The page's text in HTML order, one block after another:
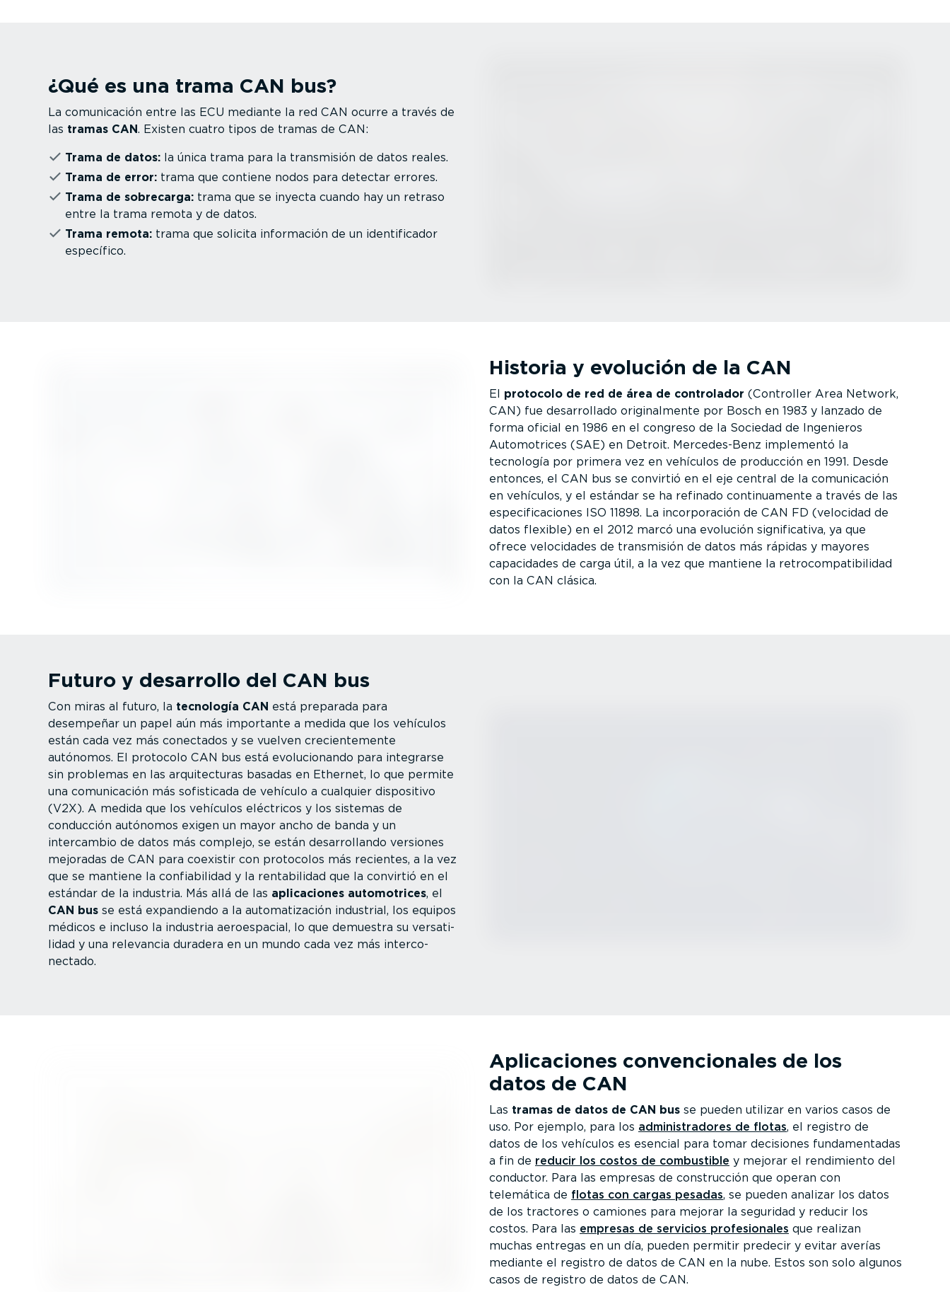
¿Qué es una trama CAN bus?
La comuni­cación entre las ECU mediante la red CAN ocurre a través de
las tramas CAN. Existen cuatro tipos de tramas de CAN:
Trama de datos: la única trama para la transmisión de datos reales.
Trama de error: trama que contiene nodos para detectar errores.
Trama de sobrecarga: trama que se inyecta cuando hay un retraso
entre la trama remota y de datos.
Trama remota: trama que solicita información de un identi­fi­cador
específico.
Historia y evolución de la CAN
El protocolo de red de área de controlador (Controller Area Network,
CAN) fue desarro­llado origi­nal­mente por Bosch en 1983 y lanzado de
forma oficial en 1986 en el congreso de la Sociedad de Ingenieros
Automo­trices (SAE) en Detroit. Merce­de­s-Benz implementó la
tecnología por primera vez en vehículos de producción en 1991. Desde
entonces, el CAN bus se convirtió en el eje central de la comuni­cación
en vehículos, y el estándar se ha refinado conti­nua­mente a través de las
especi­fi­ca­ciones ISO 11898. La incor­po­ración de CAN FD (velocidad de
datos flexible) en el 2012 marcó una evolución signi­fi­cativa, ya que
ofrece velocidades de transmisión de datos más rápidas y mayores
capacidades de carga útil, a la vez que mantiene la retro­com­pa­ti­bi­lidad
con la CAN clásica.
Futuro y desarrollo del CAN bus
Con miras al futuro, la tecnología CAN está preparada para
desempeñar un papel aún más importante a medida que los vehículos
están cada vez más conectados y se vuelven crecien­te­mente
autónomos. El protocolo CAN bus está evolu­cio­nando para integrarse
sin problemas en las arqui­tec­turas basadas en Ethernet, lo que permite
una comuni­cación más sofisticada de vehículo a cualquier dispositivo
(V2X). A medida que los vehículos eléctricos y los sistemas de
conducción autónomos exigen un mayor ancho de banda y un
intercambio de datos más complejo, se están desarro­llando versiones
mejoradas de CAN para coexistir con protocolos más recientes, a la vez
que se mantiene la confia­bi­lidad y la renta­bi­lidad que la convirtió en el
estándar de la industria. Más allá de las aplica­ciones automo­trices, el
CAN bus se está expandiendo a la automa­ti­zación industrial, los equipos
médicos e incluso la industria aeroes­pacial, lo que demuestra su versa­ti­
lidad y una relevancia duradera en un mundo cada vez más inter­co­
nectado.
Aplica­ciones conven­cio­nales de los
datos de CAN
Las tramas de datos de CAN bus se pueden utilizar en varios casos de
uso. Por ejemplo, para los adminis­tra­dores de flotas, el registro de
datos de los vehículos es esencial para tomar decisiones funda­men­tadas
a fin de reducir los costos de combustible y mejorar el rendimiento del
conductor. Para las empresas de construcción que operan con
telemática de flotas con cargas pesadas, se pueden analizar los datos
de los tractores o camiones para mejorar la seguridad y reducir los
costos. Para las empresas de servicios profe­sio­nales que realizan
muchas entregas en un día, pueden permitir predecir y evitar averías
mediante el registro de datos de CAN en la nube. Estos son solo algunos
casos de registro de datos de CAN.